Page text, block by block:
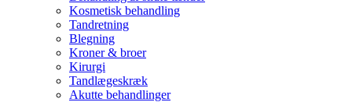
Kosmetisk behandling
Tandretning
Blegning
Kroner & broer
Kirurgi
Tandlægeskræk
Akutte behandlinger